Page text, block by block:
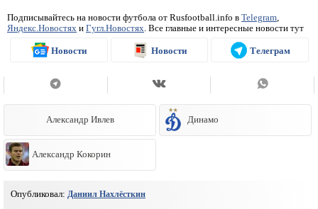
Подписывайтесь на новости футбола от Rusfootball.info в Telegram
Яндекс.Новостях и Гугл.Новостях . Все главные и интересные новости тут
Новости Новости Телеграм
Александр Ивлев Динамо
Александр Кокорин
Опубликовал: Даниил Нахлёсткин